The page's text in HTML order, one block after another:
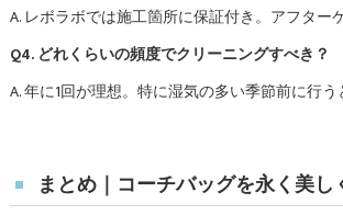
A. レボラボでは施工箇所に保証付き。アフター
Q4. どれくらいの頻度でクリーニングすべき？
A. 年に1回が理想。特に湿気の多い季節前に行う
まとめ｜コーチバッグを永く美